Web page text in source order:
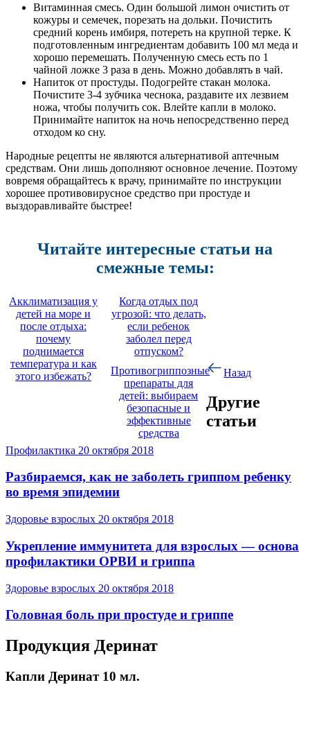
Витаминная смесь. Один большой лимон очистить от
кожуры и семечек, порезать на дольки. Почистить
средний корень имбиря, потереть на крупной терке. К
подготовленным ингредиентам добавить 100 мл меда и
хорошо перемешать. Полученную смесь есть по 1
чайной ложке 3 раза в день. Можно добавлять в чай.
Напиток от простуды. Подогрейте стакан молока.
Почистите 3-4 зубчика чеснока, раздавите их лезвием
ножа, чтобы получить сок. Влейте капли в молоко.
Принимайте напиток на ночь непосредственно перед
отходом ко сну.
Народные рецепты не являются альтернативой аптечным
средствам. Они лишь дополняют основное лечение. Поэтому
вовремя обращайтесь к врачу, принимайте по инструкции
хорошее противовирусное средство при простуде и
выздоравливайте быстрее!
Читайте интересные статьи на
смежные темы:
Акклиматизация у
детей на море и
после отдыха:
почему
поднимается
температура и как
этого избежать?
Когда отдых под
угрозой: что делать,
если ребенок
заболел перед
отпуском?
Противогриппозные
препараты для
детей: выбираем
безопасные и
эффективные
средства
Назад
Другие
статьи
Профилактика 20 октября 2018
Разбираемся, как не заболеть гриппом ребенку
во время эпидемии
Здоровье взрослых 20 октября 2018
Укрепление иммунитета для взрослых — основа
профилактики ОРВИ и гриппа
Здоровье взрослых 20 октября 2018
Головная боль при простуде и гриппе
Продукция Деринат
Капли Деринат 10 мл.